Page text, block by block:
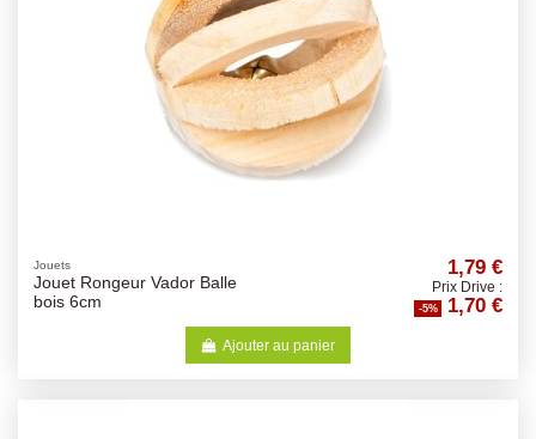
Jouets
Jouet Rongeur Vador Balle
bois 6cm
1,79 €
Prix Drive :
-5% 1,70 €
Ajouter au panier